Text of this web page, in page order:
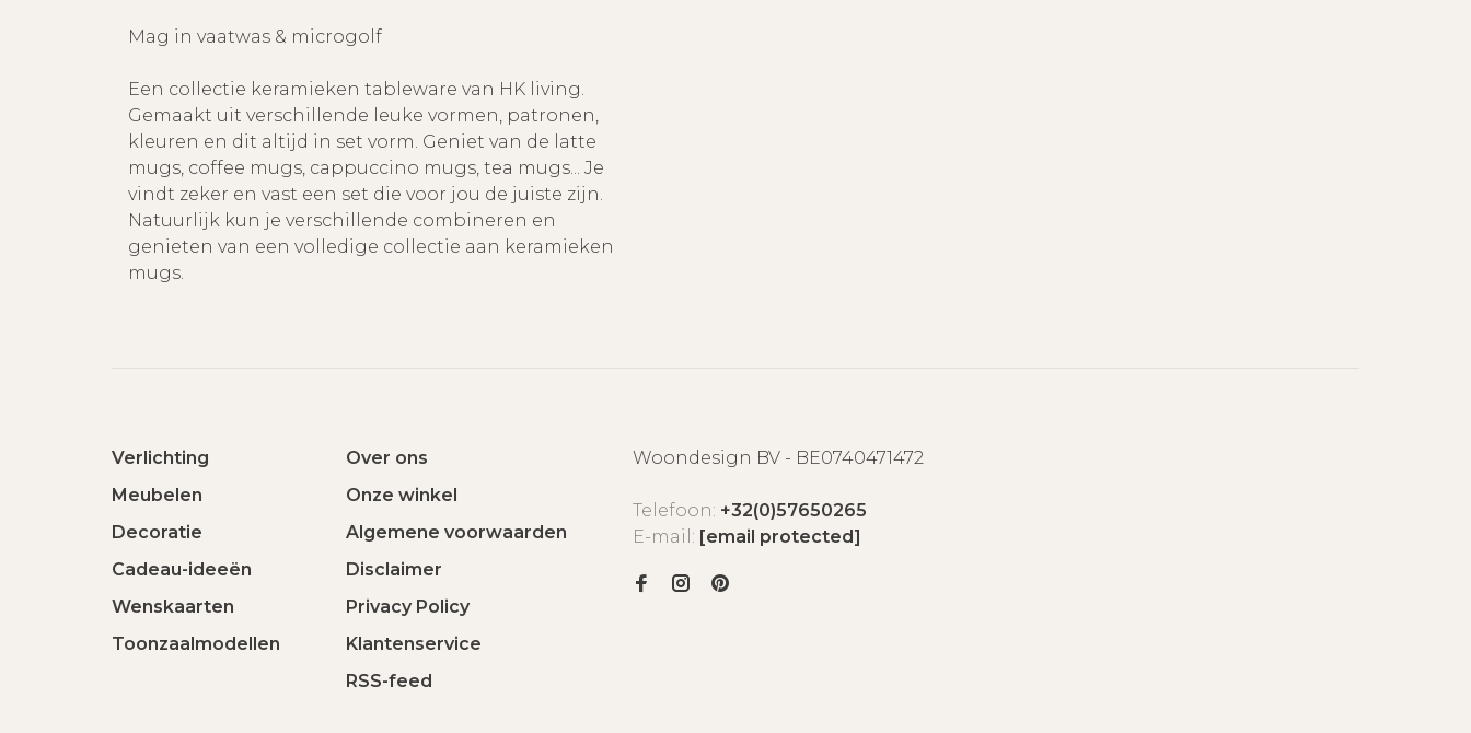
Mag in vaatwas & microgolf
Een collectie keramieken tableware van HK living.
Gemaakt uit verschillende leuke vormen, patronen,
kleuren en dit altijd in set vorm. Geniet van de latte
mugs, coffee mugs, cappuccino mugs, tea mugs... Je
vindt zeker en vast een set die voor jou de juiste zijn.
Natuurlijk kun je verschillende combineren en
genieten van een volledige collectie aan keramieken
mugs.
Verlichting
Meubelen
Decoratie
Cadeau-ideeën
Wenskaarten
Toonzaalmodellen
Over ons
Onze winkel
Algemene voorwaarden
Disclaimer
Privacy Policy
Klantenservice
RSS-feed
Woondesign BV - BE0740471472
Telefoon: +32(0)57650265
E-mail: [email protected]